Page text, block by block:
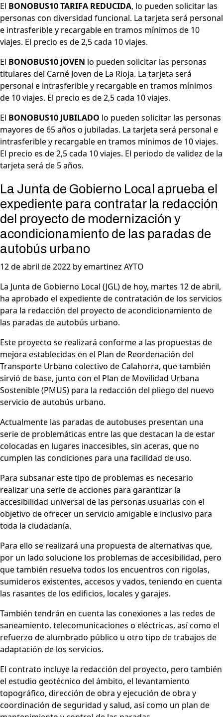
El BONOBUS10 TARIFA REDUCIDA, lo pueden solicitar las
personas con diversidad funcional. La tarjeta será personal
e intrasferible y recargable en tramos mínimos de 10
viajes. El precio es de 2,5 cada 10 viajes.
El BONOBUS10 JOVEN lo pueden solicitar las personas
titulares del Carné Joven de La Rioja. La tarjeta será
personal e intrasferible y recargable en tramos mínimos
de 10 viajes. El precio es de 2,5 cada 10 viajes.
El BONOBUS10 JUBILADO lo pueden solicitar las personas
mayores de 65 años o jubiladas. La tarjeta será personal e
intrasferible y recargable en tramos mínimos de 10 viajes.
El precio es de 2,5 cada 10 viajes. El periodo de validez de la
tarjeta será de 5 años.
La Junta de Gobierno Local aprueba el
expediente para contratar la redacción
del proyecto de modernización y
acondicionamiento de las paradas de
autobús urbano
12 de abril de 2022 by emartinez AYTO
La Junta de Gobierno Local (JGL) de hoy, martes 12 de abril,
ha aprobado el expediente de contratación de los servicios
para la redacción del proyecto de acondicionamiento de
las paradas de autobús urbano.
Este proyecto se realizará conforme a las propuestas de
mejora establecidas en el Plan de Reordenación del
Transporte Urbano colectivo de Calahorra, que también
sirvió de base, junto con el Plan de Movilidad Urbana
Sostenible (PMUS) para la redacción del pliego del nuevo
servicio de autobús urbano.
Actualmente las paradas de autobuses presentan una
serie de problemáticas entre las que destacan la de estar
colocadas en lugares inaccesibles, sin aceras, que no
cumplen las condiciones para una facilidad de uso.
Para subsanar este tipo de problemas es necesario
realizar una serie de acciones para garantizar la
accesibilidad universal de las personas usuarias con el
objetivo de ofrecer un servicio amigable e inclusivo para
toda la ciudadanía.
Para ello se realizará una propuesta de alternativas que,
por un lado solucione los problemas de accesibilidad, pero
que también resuelva todos los encuentros con rigolas,
sumideros existentes, accesos y vados, teniendo en cuenta
las rasantes de los edificios, locales y garajes.
También tendrán en cuenta las conexiones a las redes de
saneamiento, telecomunicaciones o eléctricas, así como el
refuerzo de alumbrado público u otro tipo de trabajos de
adaptación de los servicios.
El contrato incluye la redacción del proyecto, pero también
el estudio geotécnico del ámbito, el levantamiento
topográfico, dirección de obra y ejecución de obra y
coordinación de seguridad y salud, así como un plan de